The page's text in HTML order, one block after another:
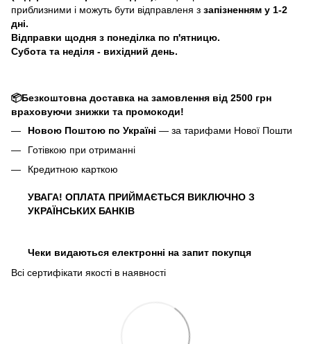
приблизними і можуть бути відправленя з запізненням у 1-2
дні.
Відправки щодня з понеділка по п'ятницю.
Субота та неділя - вихідний день.
📦Безкоштовна доставка на замовлення від 2500 грн
враховуючи знижки та промокоди!
Новою Поштою по Україні — за тарифами Нової Пошти
Готівкою при отриманні
Кредитною карткою
УВАГА! ОПЛАТА ПРИЙМАЄТЬСЯ ВИКЛЮЧНО З
УКРАЇНСЬКИХ БАНКІВ
Чеки видаються електронні на запит покупця
Всі сертифікати якості в наявності